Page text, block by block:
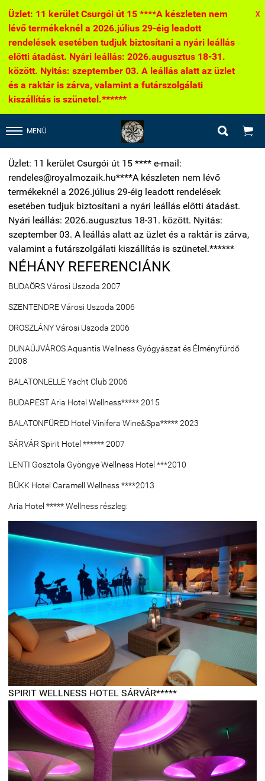
Üzlet: 11 kerület Csurgói út 15 ****A készleten nem
lévő termékeknél a 2026.július 29-éig leadott
rendelések esetében tudjuk biztosítani a nyári leállás
előtti átadást. Nyári leállás: 2026.augusztus 18-31.
között. Nyitás: szeptember 03. A leállás alatt az üzlet
és a raktár is zárva, valamint a futárszolgálati
kiszállítás is szünetel.******
X
MENÜ  
Üzlet: 11 kerület Csurgói út 15 **** e-mail:
rendeles@royalmozaik.hu****A készleten nem lévő
termékeknél a 2026.július 29-éig leadott rendelések
esetében tudjuk biztosítani a nyári leállás előtti átadást.
Nyári leállás: 2026.augusztus 18-31. között. Nyitás:
szeptember 03. A leállás alatt az üzlet és a raktár is zárva,
valamint a futárszolgálati kiszállítás is szünetel.******
NÉHÁNY REFERENCIÁNK
BUDAÖRS Városi Uszoda 2007
SZENTENDRE Városi Uszoda 2006
OROSZLÁNY Városi Uszoda 2006
DUNAÚJVÁROS Aquantis Wellness Gyógyászat és Élményfürdő
2008
BALATONLELLE Yacht Club 2006
BUDAPEST Aria Hotel Wellness***** 2015
BALATONFÜRED Hotel Vinifera Wine&Spa***** 2023
SÁRVÁR Spirit Hotel ****** 2007
LENTI Gosztola Gyöngye Wellness Hotel ***2010
BÜKK Hotel Caramell Wellness ****2013
Aria Hotel ***** Wellness részleg:
SPIRIT WELLNESS HOTEL SÁRVÁR*****